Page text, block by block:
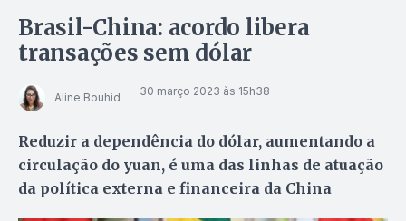
Brasil-China: acordo libera
transações sem dólar
Aline Bouhid 30 março 2023 às 15h38
Reduzir a dependência do dólar, aumentando a
circulação do yuan, é uma das linhas de atuação
da política externa e financeira da China